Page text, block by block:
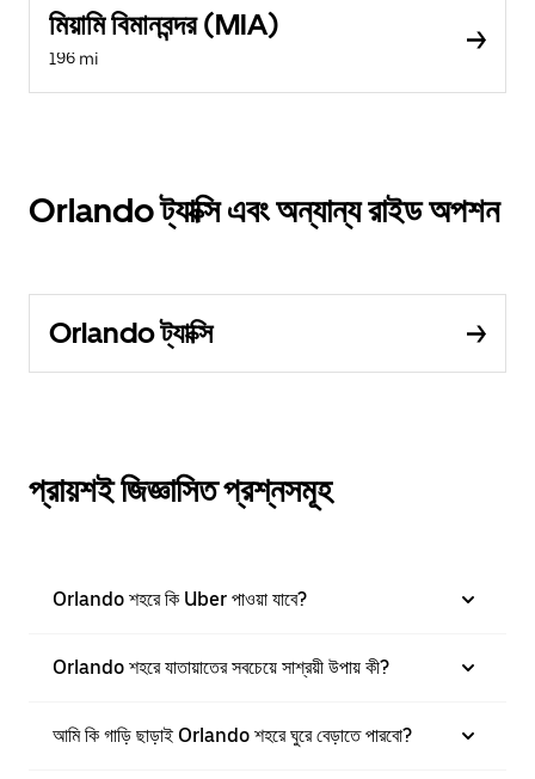
মিয়ামি বিমানবন্দর (MIA)
196 mi
Orlando ট্যাক্সি এবং অন্যান্য রাইড অপশন
Orlando ট্যাক্সি
প্রায়শই জিজ্ঞাসিত প্রশ্নসমূহ
Orlando শহরে কি Uber পাওয়া যাবে?
Orlando শহরে যাতায়াতের সবচেয়ে সাশ্রয়ী উপায় কী?
আমি কি গাড়ি ছাড়াই Orlando শহরে ঘুরে বেড়াতে পারবো?